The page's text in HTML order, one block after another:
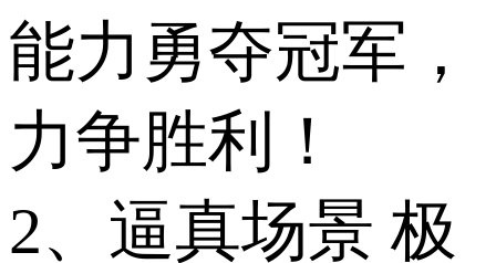
能力勇夺冠军，
力争胜利！
2、逼真场景 极